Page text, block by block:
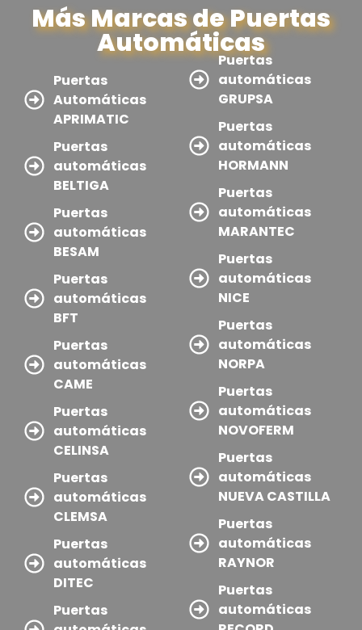
Más Marcas de Puertas
Automáticas
Puertas
Automáticas
APRIMATIC
Puertas
automáticas
BELTIGA
Puertas
automáticas
BESAM
Puertas
automáticas
BFT
Puertas
automáticas
CAME
Puertas
automáticas
CELINSA
Puertas
automáticas
CLEMSA
Puertas
automáticas
DITEC
Puertas
Puertas
automáticas
GRUPSA
Puertas
automáticas
HORMANN
Puertas
automáticas
MARANTEC
Puertas
automáticas
NICE
Puertas
automáticas
NORPA
Puertas
automáticas
NOVOFERM
Puertas
automáticas
NUEVA CASTILLA
Puertas
automáticas
RAYNOR
Puertas
automáticas